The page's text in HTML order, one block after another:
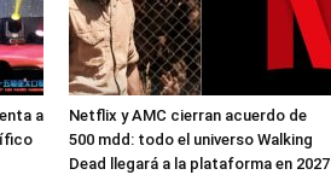
a
Netflix y AMC cierran acuerdo de
500 mdd: todo el universo Walking
Dead llegará a la plataforma en 2027